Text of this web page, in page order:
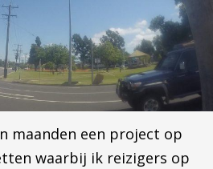
maanden een project op
waarbij ik reizigers op